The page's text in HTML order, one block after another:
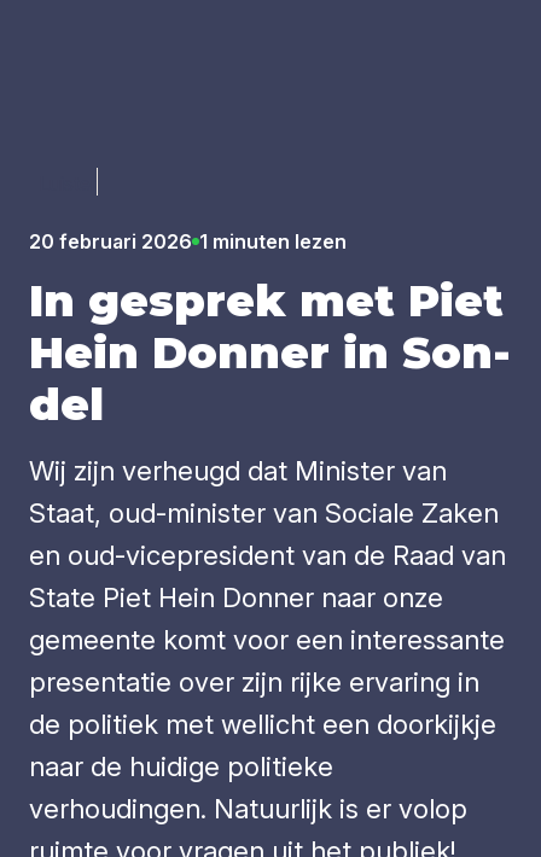
20 februari 2026 1 minuten lezen
In gesprek met Piet
Hein Don­ner in Son­
del
Wij zijn verheugd dat Minister van
Staat, oud-minister van Sociale Zaken
en oud-vicepresident van de Raad van
State Piet Hein Donner naar onze
gemeente komt voor een interessante
presentatie over zijn rijke ervaring in
de politiek met wellicht een doorkijkje
naar de huidige politieke
verhoudingen. Natuurlijk is er volop